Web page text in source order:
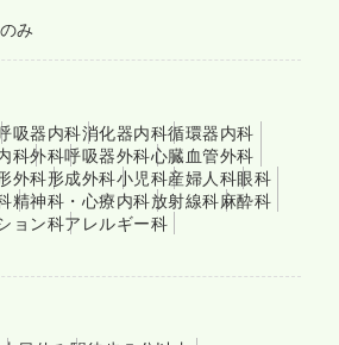
み
吸器内科消化器内科循環器内科
科外科呼吸器外科心臓血管外科
外科形成外科小児科産婦人科眼科
精神科・心療内科放射線科麻酔科
ョン科アレルギー科